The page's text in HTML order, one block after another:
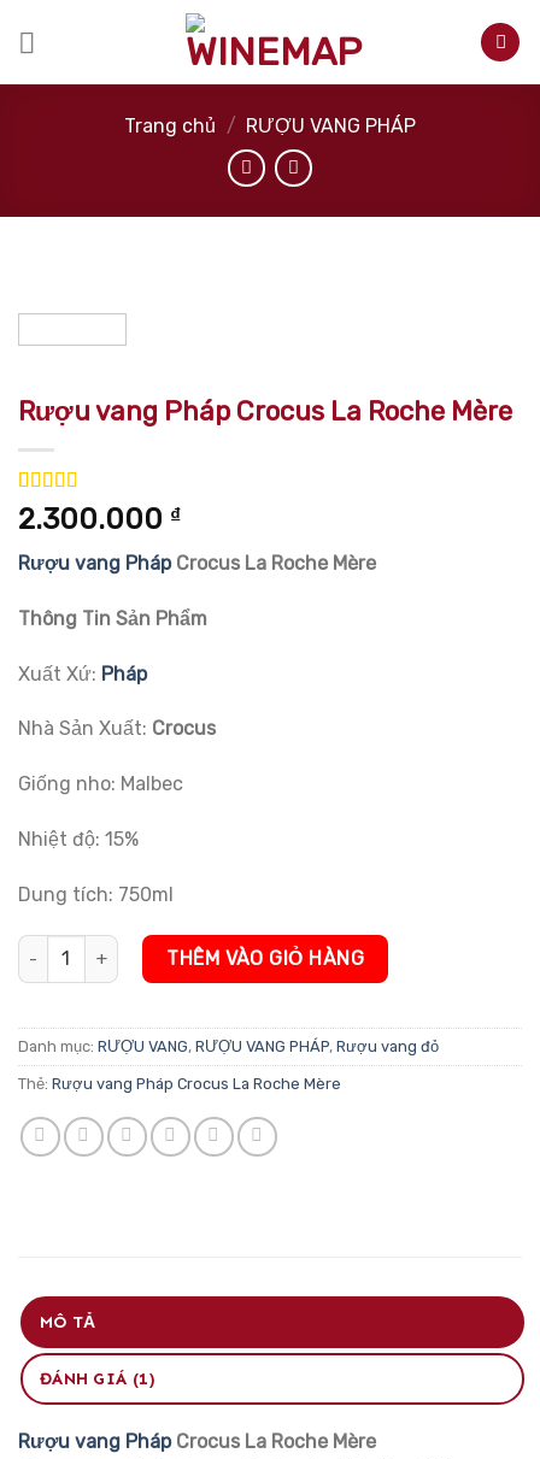
Trang chủ / RƯỢU VANG PHÁP
Rượu vang Pháp Crocus La Roche Mère
5.00trên 5
dựa trên
1
2.300.000 ₫
Rượu vang PhápCrocus La Roche Mère
Thông Tin Sản Phẩm
Xuất Xứ: Pháp
Nhà Sản Xuất: Crocus
Giống nho: Malbec
Nhiệt độ: 15%
Dung tích: 750ml
Rượu vang Pháp Crocus La Roche Mère số lượng
THÊM VÀO GIỎ HÀNG
Danh mục: RƯỢU VANG, RƯỢU VANG PHÁP, Rượu vang đỏ
Thẻ: Rượu vang Pháp Crocus La Roche Mère
MÔ TẢ
ĐÁNH GIÁ (1)
Rượu vang PhápCrocus La Roche Mère